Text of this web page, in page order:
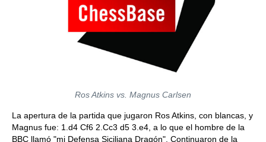
Ros Atkins vs. Magnus Carlsen
La apertura de la partida que jugaron Ros Atkins, con blancas, y
Magnus fue: 1.d4 Cf6 2.Cc3 d5 3.e4, a lo que el hombre de la
BBC llamó "mi Defensa Siciliana Dragón". Continuaron de la